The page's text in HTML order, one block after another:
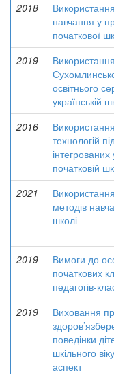
2018
навчання у
початкової
2019
освітнього
українській
2016
технологій
інтегрованих
початковій
2021
методів
школі
2019
Вимоги до
початкових
педагогів-
2019
Виховання
поведінки
шкільного
аспект